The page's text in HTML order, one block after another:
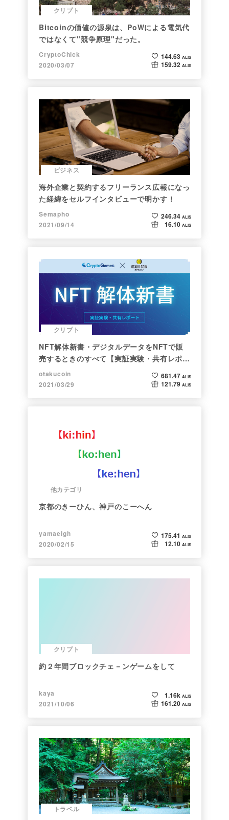
クリプト
Bitcoinの価値の源泉は、PoWによる電気代
ではなくて"競争原理"だった。
CryptoChick
2020/03/07
144.63 ALIS
159.32 ALIS
ビジネス
海外企業と契約するフリーランス広報になっ
た経緯をセルフインタビューで明かす！
Semapho
2021/09/14
246.34 ALIS
16.10 ALIS
クリプト
NFT解体新書・デジタルデータをNFTで販
売するときのすべて【実証実験・共有レポー
ト】
otakucoin
2021/03/29
681.47 ALIS
121.79 ALIS
他カテゴリ
京都のきーひん、神戸のこーへん
yamaeigh
2020/02/15
175.41 ALIS
12.10 ALIS
クリプト
約２年間ブロックチェ－ンゲームをして
kaya
2021/10/06
1.16k ALIS
161.20 ALIS
トラベル